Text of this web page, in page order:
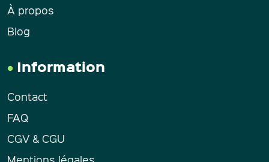
À propos
Blog
Information
Contact
FAQ
CGV & CGU
Mentions légales